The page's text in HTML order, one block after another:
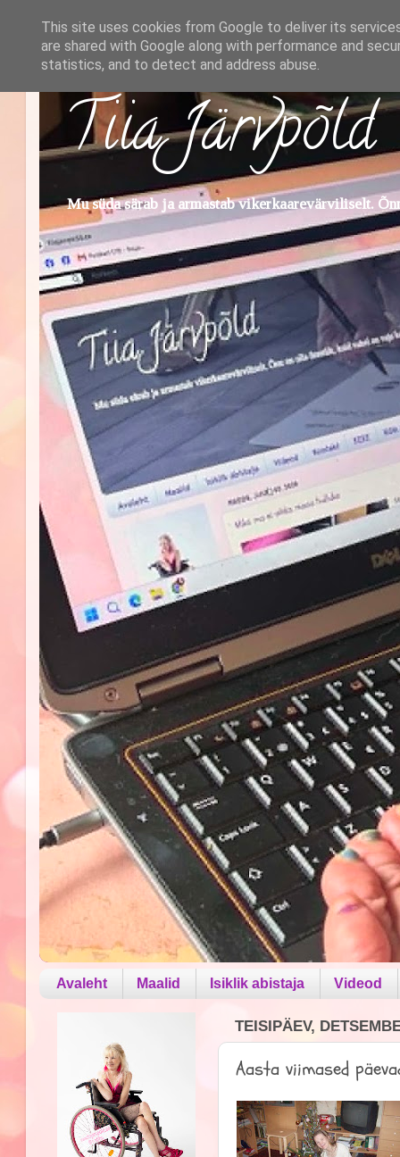
Tiia Järvpõld
Mu süda särab ja armastab vikerkaarevärviliselt.
Avaleht Maalid Isiklik abistaja Videod
TEISIPÄEV,
Aasta viimased
This site uses cookies from Google to deliver its
are shared with Google along with performance and
statistics, and to detect and address abuse.